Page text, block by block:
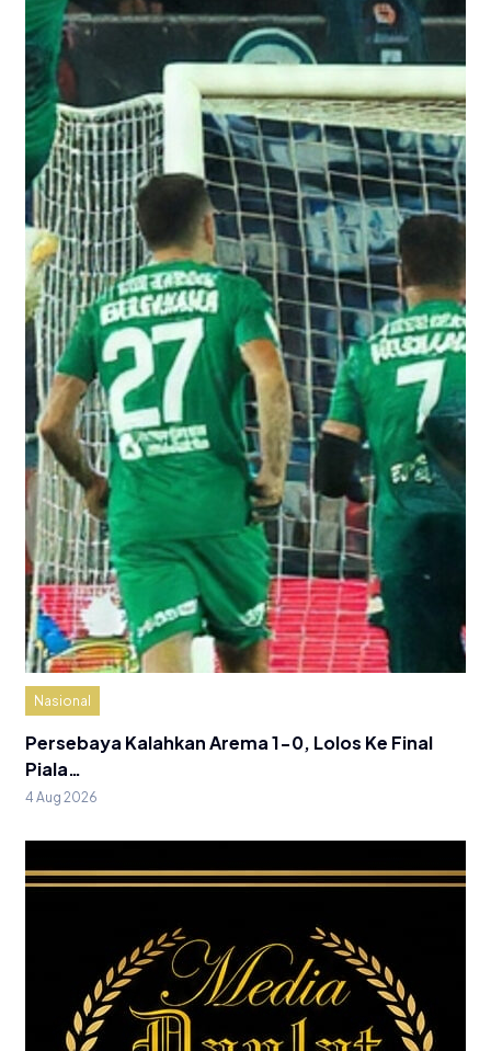
Nasional
Persebaya Kalahkan Arema 1-0, Lolos Ke Final
Piala…
4 Aug 2026